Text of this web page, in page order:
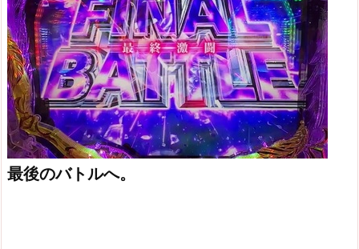
最後のバトルへ。